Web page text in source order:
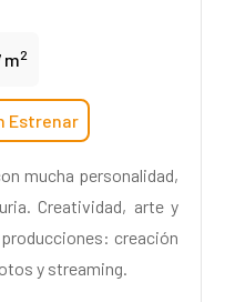
m2
Estrenar
mucha personalidad,
Creatividad, arte y
creación
y streaming.